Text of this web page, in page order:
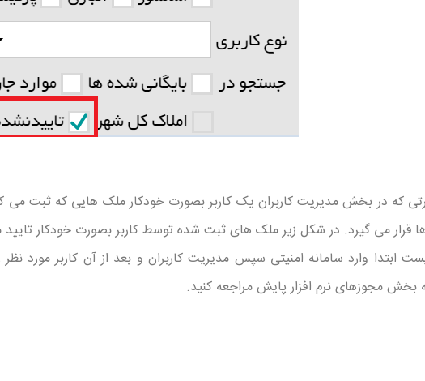
که در بخش مدیریت کاربران یک کاربر بصورت خودکار ملک هایی که ثبت می
قرار می گیرد. در شکل زیر ملک های ثبت شده توسط کاربر بصورت خودکار
ابتدا وارد سامانه امنیتی سپس مدیریت کاربران و بعد از آن کاربر مورد
بخش مجوزهای نرم افزار پایش مراجعه کنید.